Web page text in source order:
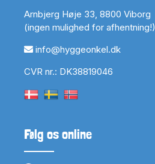
Arnbjerg Høje 33, 8800 Viborg
(ingen mulighed for afhentning!)
info@hyggeonkel.dk
CVR nr.: DK38819046
Følg os online